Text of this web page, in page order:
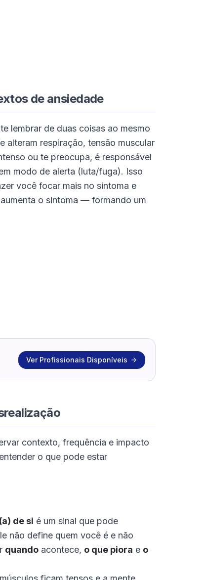
de ansiedade
lembrar de duas coisas ao mesmo
alteram respiração, tensão muscular
ou te preocupa, é responsável
modo de alerta (luta/fuga). Isso
você focar mais no sintoma e
o sintoma — formando um
Ver Profissionais Disponíveis
contexto, frequência e impacto
o que pode estar
de si é um sinal que pode
não define quem você é e não
quando acontece, o que piora e o